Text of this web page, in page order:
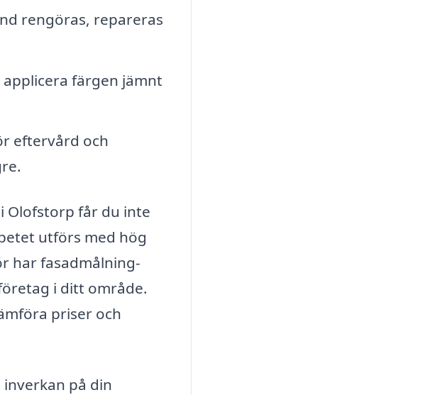
rengöras, repareras
färgen jämnt
eftervård och
Olofstorp får du inte
utförs med hög
har fasadmålning-
i ditt område.
priser och
på din